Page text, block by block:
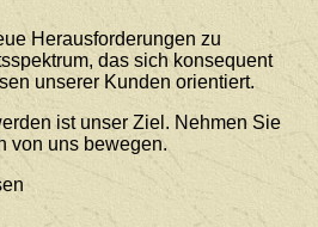
Herausforderungen zu
das sich konsequent
unserer Kunden orientiert.
ist unser Ziel. Nehmen Sie
von uns bewegen.